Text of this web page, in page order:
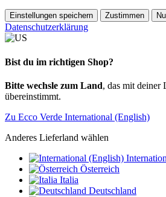
Einstellungen speichern Zustimmen
Datenschutzerklärung
Bist du im richtigen Shop?
Bitte wechsle zum Land, das mit deiner
übereinstimmt.
Zu Ecco Verde International (English)
Anderes Lieferland wählen
Österreich
Italia
Deutschland